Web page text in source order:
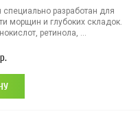
разработан для
морщин и глубоких складок.
ретинола, ...
р.